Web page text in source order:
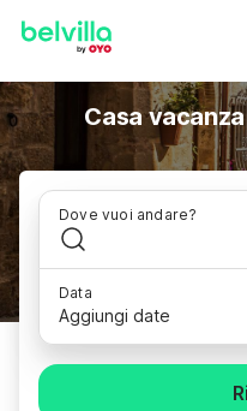
Casa
Dove vuoi andare?
Data
Aggiungi date